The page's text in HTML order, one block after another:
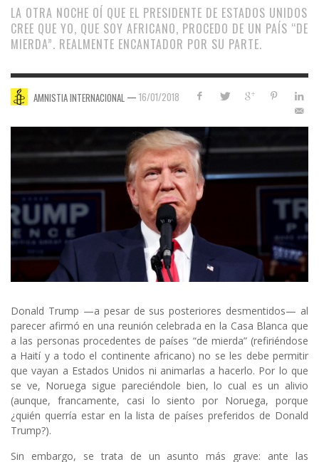
LA OTRA NOCHE OÍ QUE EL PRESIDENTE DE ESTADOS UNIDOS
CREE QUE YO, QUE SOY AFRICANO, PROCEDO DE UN PAÍS “DE
MIERDA”. REALMENTE ENCANTADOR POR SU PARTE.
AMNISTIA INTERNACIONAL — 16/01/2018
Donald Trump —a pesar de sus posteriores desmentidos— al
parecer afirmó en una reunión celebrada en la Casa Blanca que
a las personas procedentes de países “de mierda” (refiriéndose
a Haití y a todo el continente africano) no se les debe permitir
que vayan a Estados Unidos ni animarlas a hacerlo. Por lo que
se ve, Noruega sigue pareciéndole bien, lo cual es un alivio
(aunque, francamente, casi lo siento por Noruega, porque
¿quién querría estar en la lista de países preferidos de Donald
Trump?).
Sin embargo, se trata de un asunto más grave: ante las